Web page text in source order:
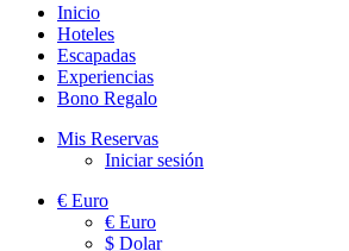
Inicio
Hoteles
Escapadas
Experiencias
Bono Regalo
Mis Reservas
Iniciar sesión
€ Euro
€ Euro
$ Dolar